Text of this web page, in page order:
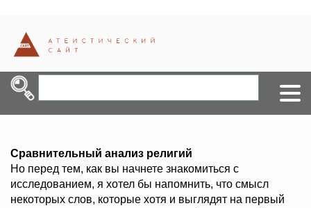
Сравнительный анализ религий
Но перед тем, как вы начнете знакомиться с
исследованием, я хотел бы напомнить, что смысл
некоторых слов, которые хотя и выглядят на первый